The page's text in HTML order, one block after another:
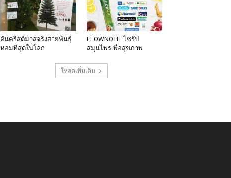
ต้นคริสต์มาสจริงสายพันธุ์
หอมที่สุดในโลก
FLOWNOTE ไซรัป
สมุนไพรเพื่อสุขภาพ
โหลดเพิ่มเติม